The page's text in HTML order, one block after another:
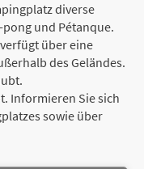
diverse
und Pétanque.
über eine
des Geländes.
Informieren Sie sich
sowie über